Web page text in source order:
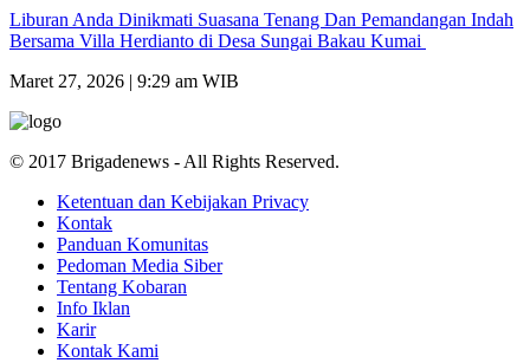
Liburan Anda Dinikmati Suasana Tenang Dan Pemandangan Indah
Bersama Villa Herdianto di Desa Sungai Bakau Kumai
Maret 27, 2026 | 9:29 am WIB
© 2017 Brigadenews - All Rights Reserved.
Ketentuan dan Kebijakan Privacy
Kontak
Panduan Komunitas
Pedoman Media Siber
Tentang Kobaran
Info Iklan
Karir
Kontak Kami